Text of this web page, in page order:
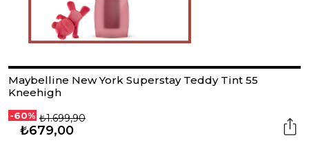
Maybelline New York Superstay Teddy Tint 55
Kneehigh
-60% ₺1.699,90
₺679,00